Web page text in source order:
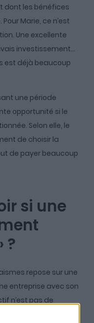
dont les bénéfices
Marie, ce n’est
Une excellente
investissement…
est déjà beaucoup
une période
opportunité si le
Selon elle, le
de choisir la
de payer beaucoup
si une
?
repose sur une
entreprise avec son
n’est pas de